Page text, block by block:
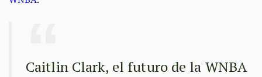
Caitlin Clark, el futuro de la WNBA